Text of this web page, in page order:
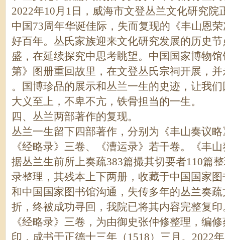
2022年10月1日，威海市文登丛兰文化研究
中国73周年华诞佳际，失而复现的《丰山恩
好百年。丛氏家族迎来文化研究发展的历史
盛，在延续探究中思考眺望。中国国家博物
第》图册重回故里，在文登丛氏宗祠开展，
。国博珍品的展示和丛兰一生的史迹，让我
大义至上，不卑不亢，铁骨担当的一生。
四、丛兰两部著作的复现。
丛兰一生留下四部著作，分别为《丰山奏议
《经略录》三卷、《漕运录》若干卷。《丰
据丛兰生前所上奏疏383篇撮其切要者110篇
录整理，其残本上下两册，收藏于中国国家
和中国国家图书馆沟通，失传多年的丛兰奏
折，终被成功寻回，我院已将其内容完整复印
《经略录》三卷，为由御史张仲修整理，编
印，成书于正德十三年（1518）三月。2022